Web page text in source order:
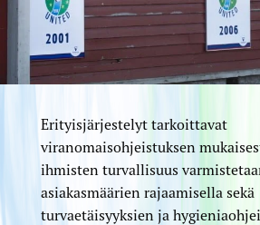
Erityisjärjestelyt tarkoittavat
viranomaisohjeistuksen
ihmisten turvallisuus
asiakasmäärien rajaamisella sekä
turvaetäisyyksien ja